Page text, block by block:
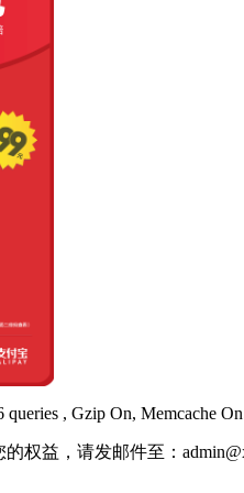
queries , Gzip On, Memcache
权益，请发邮件至：